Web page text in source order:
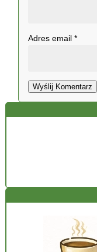
Adres email*
Wyślij Komentarz